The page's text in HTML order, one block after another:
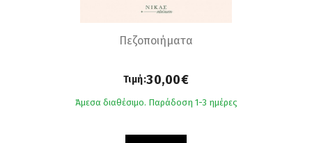
Πεζοποιήματα
Τιμή:30,00€
Άμεσα διαθέσιμο. Παράδοση 1-3 ημέρες